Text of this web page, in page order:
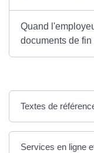
Quand
documents de
Textes de
Services en ligne